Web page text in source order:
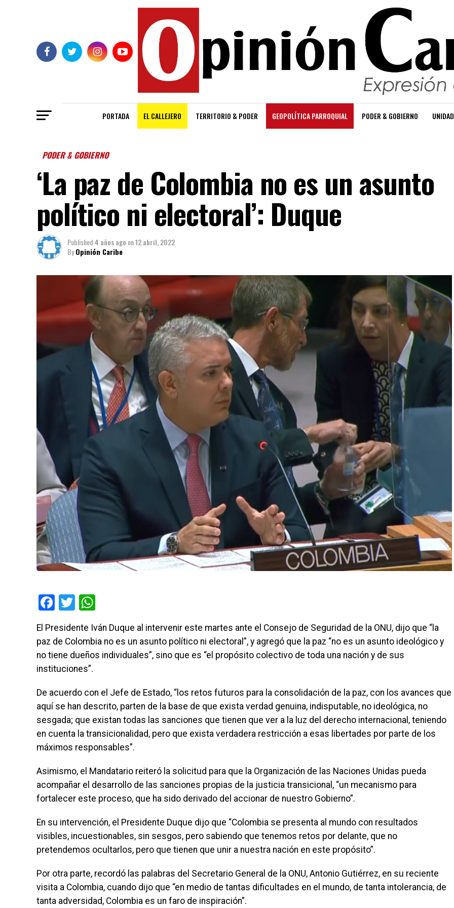
PORTADA EL CALLEJERO TERRITORIO & PODER GEOPOLÍTICA PARROQUIAL PODER & GOBIERNO
PODER & GOBIERNO
‘La paz de Colombia no es un asunto
político ni electoral’: Duque
Published4 años ago on12 abril, 2022
ByOpinión Caribe
Facebook
Twitter
El Presidente Iván Duque al intervenir este martes ante el Consejo de Seguridad de la ONU, dijo que “la
paz de Colombia no es un asunto político ni electoral”, y agregó que la paz “no es un asunto ideológico y
no tiene dueños individuales”, sino que es “el propósito colectivo de toda una nación y de sus
instituciones”.
De acuerdo con el Jefe de Estado, “los retos futuros para la consolidación de la paz, con los avances que
aquí se han descrito, parten de la base de que exista verdad genuina, indisputable, no ideológica, no
sesgada; que existan todas las sanciones que tienen que ver a la luz del derecho internacional, teniendo
en cuenta la transicionalidad, pero que exista verdadera restricción a esas libertades por parte de los
máximos responsables”.
Asimismo, el Mandatario reiteró la solicitud para que la Organización de las Naciones Unidas pueda
acompañar el desarrollo de las sanciones propias de la justicia transicional, “un mecanismo para
fortalecer este proceso, que ha sido derivado del accionar de nuestro Gobierno”.
En su intervención, el Presidente Duque dijo que “Colombia se presenta al mundo con resultados
visibles, incuestionables, sin sesgos, pero sabiendo que tenemos retos por delante, que no
pretendemos ocultarlos, pero que tienen que unir a nuestra nación en este propósito”.
Por otra parte, recordó las palabras del Secretario General de la ONU, Antonio Gutiérrez, en su reciente
visita a Colombia, cuando dijo que “en medio de tantas dificultades en el mundo, de tanta intolerancia, de
tanta adversidad, Colombia es un faro de inspiración”.